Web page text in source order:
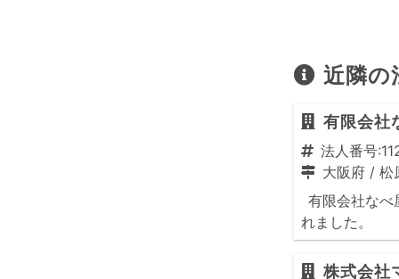
近隣の
有限会社
法人番号
大阪府 / 松
有限会社なべ
れました。
株式会社